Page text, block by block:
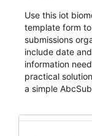
Use this iot
template form
submissions
include date
information
practical
a simple